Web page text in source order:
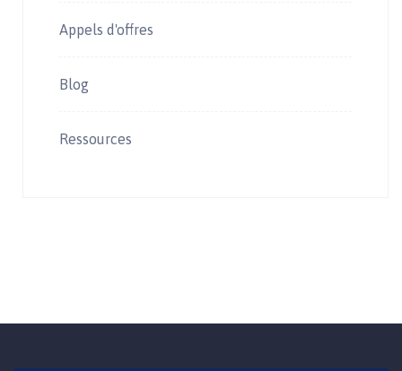
Appels d'offres
Blog
Ressources